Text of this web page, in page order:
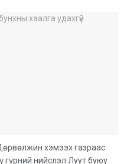
хэмээх газраас
гүрний нийслэл Луут буюу